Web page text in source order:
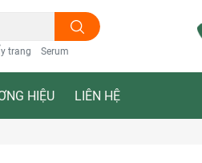
trang Serum
HIỆU LIÊN HỆ